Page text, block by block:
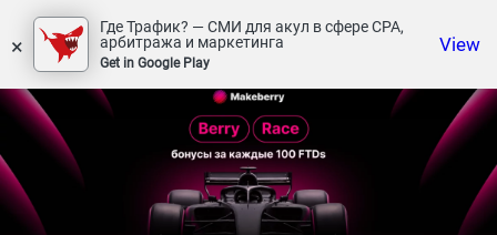
×
Где Трафик? — СМИ для акул в сфере СРА,
арбитража и маркетинга
Get in Google Play
View